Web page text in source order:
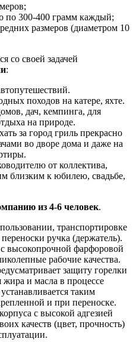
по 300-400 грамм каждый;
размеров (диаметром 10
со своей задачей
:
походов на катере, яхте.
дач, кемпинга, для
на природе.
за город гриль прекрасно
во дворе дома и даже на
от коллектива,
близким к юбилею, свадьбе,
из 4-6 человек.
транспортировке
ручка (держатель).
высокопрочной фарфоровой
рабочие качества.
защиту горелки
и масла в процессе
таким
и при переноске.
с высокой адгезией
качеств (цвет, прочность)